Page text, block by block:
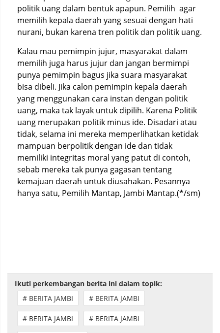
politik uang dalam bentuk apapun. Pemilih agar
memilih kepala daerah yang sesuai dengan hati
nurani, bukan karena tren politik dan politik uang.
Kalau mau pemimpin jujur, masyarakat dalam
memilih juga harus jujur dan jangan bermimpi
punya pemimpin bagus jika suara masyarakat
bisa dibeli. Jika calon pemimpin kepala daerah
yang menggunakan cara instan dengan politik
uang, maka tak layak untuk dipilih. Karena Politik
uang merupakan politik minus ide. Disadari atau
tidak, selama ini mereka memperlihatkan ketidak
mampuan berpolitik dengan ide dan tidak
memiliki integritas moral yang patut di contoh,
sebab mereka tak punya gagasan tentang
kemajuan daerah untuk diusahakan. Pesannya
hanya satu, Pemilih Mantap, Jambi Mantap.(*/sm)
Ikuti perkembangan berita ini dalam topik:
# BERITA JAMBI
# BERITA JAMBI
# BERITA JAMBI # BERITA JAMBI